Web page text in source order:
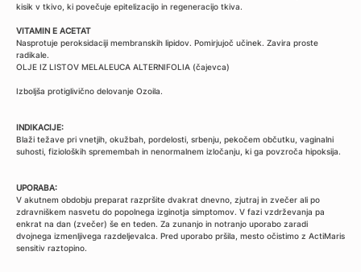
kisik v tkivo, ki povečuje epitelizacijo in regeneracijo tkiva.
VITAMIN E ACETAT
Nasprotuje peroksidaciji membranskih lipidov. Pomirjujoč učinek. Zavira proste
radikale.
OLJE IZ LISTOV MELALEUCA ALTERNIFOLIA (čajevca)
Izboljša protiglivično delovanje Ozoila.
INDIKACIJE:
Blaži težave pri vnetjih, okužbah, pordelosti, srbenju, pekočem občutku, vaginalni
suhosti, fizioloških spremembah in nenormalnem izločanju, ki ga povzroča hipoksija.
UPORABA:
V akutnem obdobju preparat razpršite dvakrat dnevno, zjutraj in zvečer ali po
zdravniškem nasvetu do popolnega izginotja simptomov. V fazi vzdrževanja pa
enkrat na dan (zvečer) še en teden. Za zunanjo in notranjo uporabo zaradi
dvojnega izmenljivega razdeljevalca. Pred uporabo pršila, mesto očistimo z ActiMaris
sensitiv raztopino.